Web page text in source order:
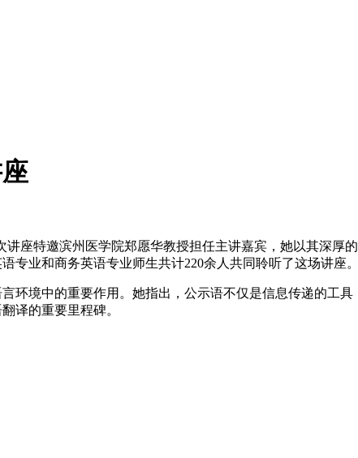
座特邀滨州医学院郑愿华教授担任主讲嘉宾，她以其深厚
业和商务英语专业师生共计220余人共同聆听了这场讲座。
环境中的重要作用。她指出，公示语不仅是信息传递的工
译的重要里程碑。